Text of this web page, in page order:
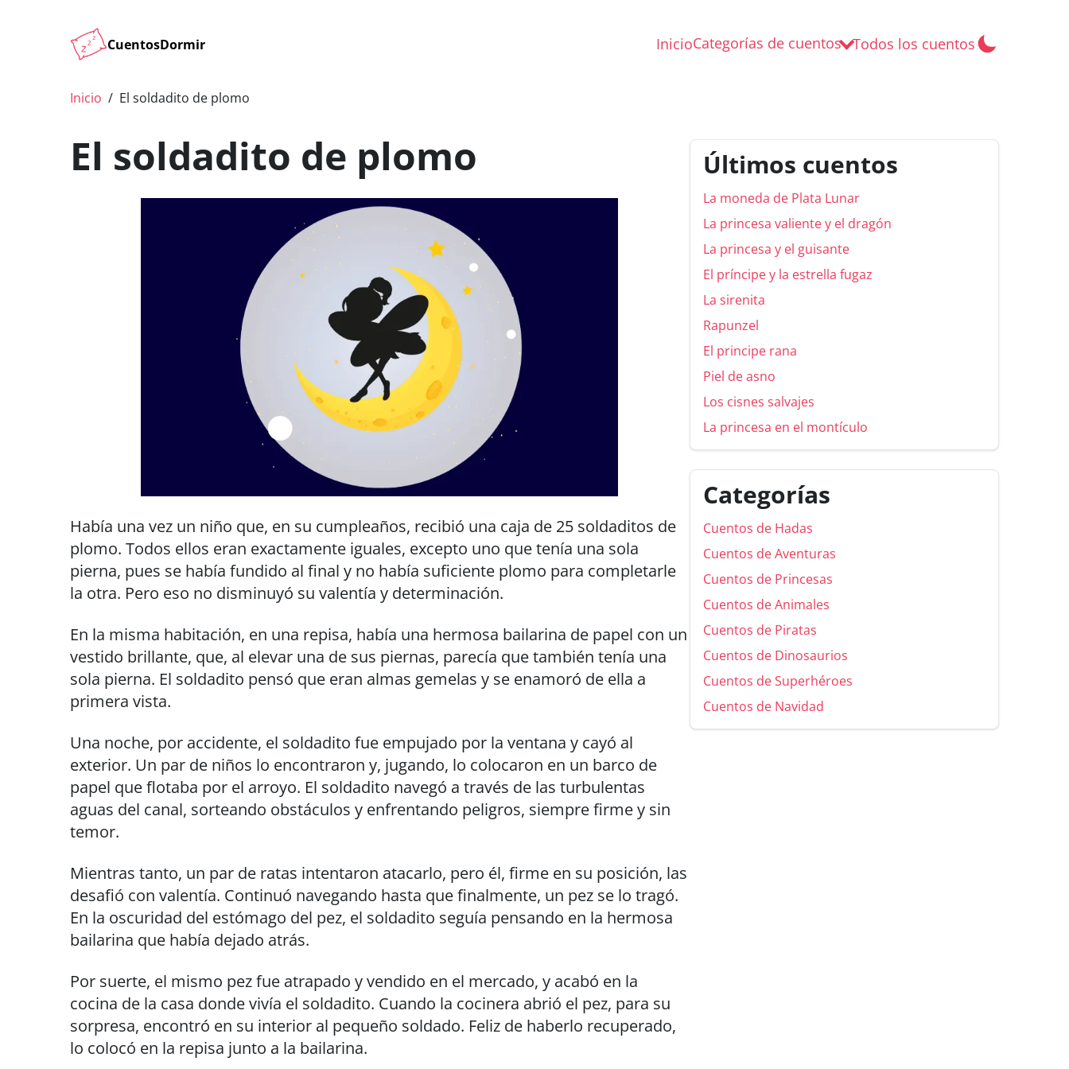
CuentosDormir InicioCategorías de cuentos Todos los cuentos
Inicio El soldadito de plomo
El soldadito de plomo
Había una vez un niño que, en su cumpleaños, recibió una caja de 25 soldaditos de
plomo. Todos ellos eran exactamente iguales, excepto uno que tenía una sola
pierna, pues se había fundido al final y no había suficiente plomo para completarle
la otra. Pero eso no disminuyó su valentía y determinación.
En la misma habitación, en una repisa, había una hermosa bailarina de papel con un
vestido brillante, que, al elevar una de sus piernas, parecía que también tenía una
sola pierna. El soldadito pensó que eran almas gemelas y se enamoró de ella a
primera vista.
Una noche, por accidente, el soldadito fue empujado por la ventana y cayó al
exterior. Un par de niños lo encontraron y, jugando, lo colocaron en un barco de
papel que flotaba por el arroyo. El soldadito navegó a través de las turbulentas
aguas del canal, sorteando obstáculos y enfrentando peligros, siempre firme y sin
temor.
Mientras tanto, un par de ratas intentaron atacarlo, pero él, firme en su posición, las
desafió con valentía. Continuó navegando hasta que finalmente, un pez se lo tragó.
En la oscuridad del estómago del pez, el soldadito seguía pensando en la hermosa
bailarina que había dejado atrás.
Por suerte, el mismo pez fue atrapado y vendido en el mercado, y acabó en la
cocina de la casa donde vivía el soldadito. Cuando la cocinera abrió el pez, para su
sorpresa, encontró en su interior al pequeño soldado. Feliz de haberlo recuperado,
lo colocó en la repisa junto a la bailarina.
Últimos cuentos
La moneda de Plata Lunar
La princesa valiente y el dragón
La princesa y el guisante
El príncipe y la estrella fugaz
La sirenita
Rapunzel
El principe rana
Piel de asno
Los cisnes salvajes
La princesa en el montículo
Categorías
Cuentos de Hadas
Cuentos de Aventuras
Cuentos de Princesas
Cuentos de Animales
Cuentos de Piratas
Cuentos de Dinosaurios
Cuentos de Superhéroes
Cuentos de Navidad